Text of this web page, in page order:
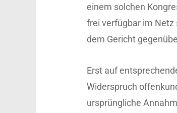
einem solchen
frei verfügbar im Netz
dem Gericht
Erst auf
Widerspruch
ursprüngliche